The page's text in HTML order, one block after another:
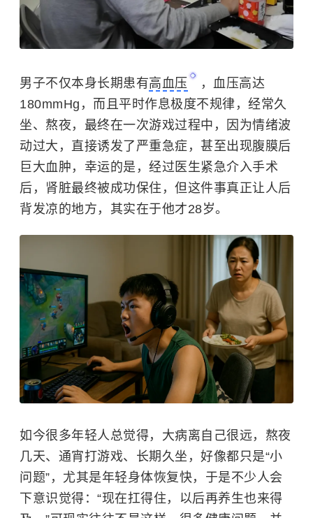
男子不仅本身长期患有高血压
，血压高达
180mmHg，而且平时作息极度不规律，经常久
坐、熬夜，最终在一次游戏过程中，因为情绪波
动过大，直接诱发了严重急症，甚至出现腹膜后
巨大血肿，幸运的是，经过医生紧急介入手术
后，肾脏最终被成功保住，但这件事真正让人后
背发凉的地方，其实在于他才28岁。
如今很多年轻人总觉得，大病离自己很远，熬夜
几天、通宵打游戏、长期久坐，好像都只是“小
问题”，尤其是年轻身体恢复快，于是不少人会
下意识觉得：“现在扛得住，以后再养生也来得